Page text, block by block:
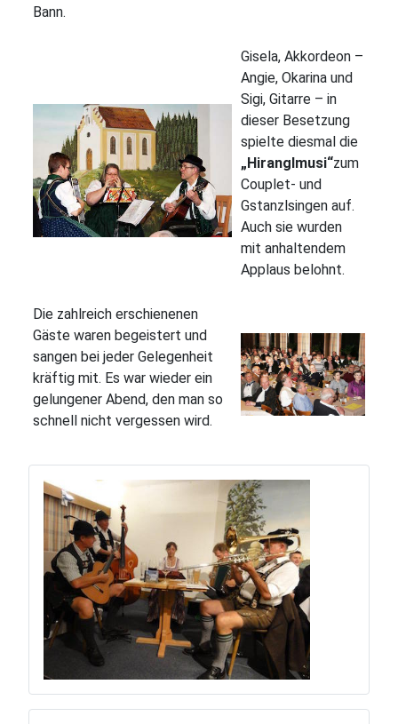
Bann.
Gisela, Akkordeon –
Angie, Okarina und
Sigi, Gitarre – in
dieser Besetzung
spielte diesmal die
„Hiranglmusi“zum
Couplet- und
Gstanzlsingen auf.
Auch sie wurden
mit anhaltendem
Applaus belohnt.
Die zahlreich erschienenen
Gäste waren begeistert und
sangen bei jeder Gelegenheit
kräftig mit. Es war wieder ein
gelungener Abend, den man so
schnell nicht vergessen wird.